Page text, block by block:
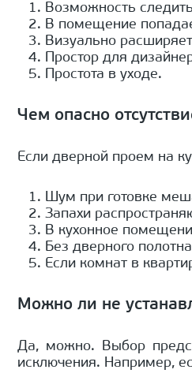
Возможность
В помещение
Визуально
Простор для
Простота в уходе.
Чем опасно
Если дверной проем на
Шум при готовке
Запахи
В кухонное
Без дверного
Если комнат в
Можно ли не
Да, можно. Выбор
исключения. Например,